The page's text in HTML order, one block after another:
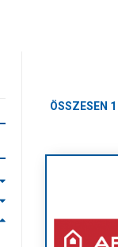
ÖSSZESEN